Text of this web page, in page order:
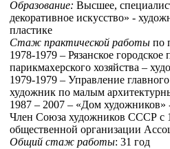
Образование: Высшее,
декоративное искусство» -
пластике
Стаж практической работы по
1978-1979 – Рязанское
парикмахерского хозяйства –
1979-1979 – Управление
художник по малым
1987 – 2007 – «Дом художников»
Член Союза художников СССР с
общественной организации
Общий стаж работы: 31 год